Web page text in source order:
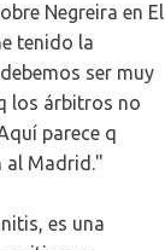
Negreira en El
tenido la
ser muy
los árbitros no
parece q
al Madrid."
es una